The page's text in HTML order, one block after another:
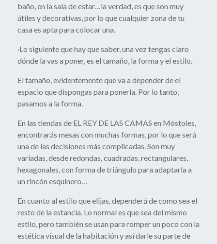
baño, en la sala de estar…la verdad, es que son muy
útiles y decorativas, por lo que cualquier zona de tu
casa es apta para colocar una.
·Lo siguiente que hay que saber, una vez tengas claro
dónde la vas a poner, es el tamaño, la forma y el estilo.
El tamaño, evidentemente que va a depender de el
espacio que dispongas para ponerla. Por lo tanto,
pasamos a la forma.
En las tiendas de EL REY DE LAS CAMAS en Móstoles,
encontrarás mesas con muchas formas, por lo que será
una de las decisiones más complicadas. Son muy
variadas, desde redondas, cuadradas, rectangulares,
hexagonales, con forma de triángulo para adaptarla a
un rincón esquinero…
En cuanto al estilo que elijas, dependerá de como sea el
resto de la estancia. Lo normal es que sea del mismo
estilo, pero también se usan para romper un poco con la
estética visual de la habitación y así darle su parte de